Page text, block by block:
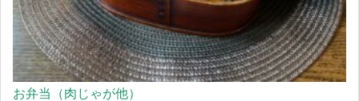
お弁当（肉じゃが他）